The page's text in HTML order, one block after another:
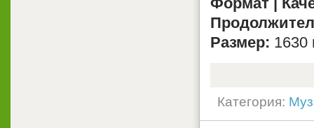
Размер: 1630
Категория: